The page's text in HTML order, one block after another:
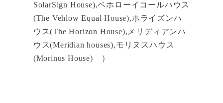
SolarSign House),ベホローイコールハウス
(The Vehlow Equal House),ホライズンハ
ウス(The Horizon House),メリディアンハ
ウス(Meridian houses),モリヌスハウス
(Morinus House) ）